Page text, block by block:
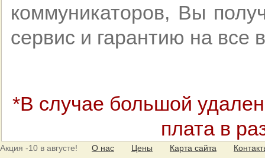
коммуникаторов, Вы
сервис и гарантию на все
*В случае большой
плата в
О нас Цены Карта сайта
Акция -10 в августе!